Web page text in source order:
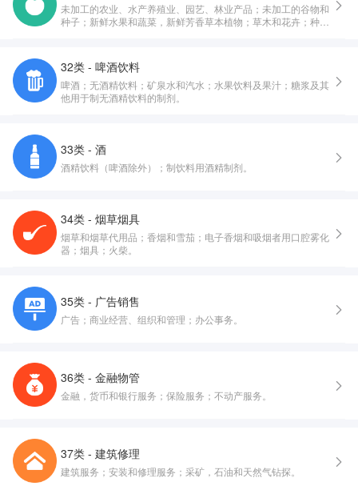
未加工的农业、水产养殖业、园艺、林业产品；未加工的谷物和
种子；新鲜水果和蔬菜，新鲜芳香草本植物；草木和花卉；种植
32类 - 啤酒饮料
啤酒；无酒精饮料；矿泉水和汽水；水果饮料及果汁；糖浆及其
他用于制无酒精饮料的制剂。
33类 - 酒
酒精饮料（啤酒除外）；制饮料用酒精制剂。
34类 - 烟草烟具
烟草和烟草代用品；香烟和雪茄；电子香烟和吸烟者用口腔雾化
器；烟具；火柴。
35类 - 广告销售
广告；商业经营、组织和管理；办公事务。
36类 - 金融物管
金融，货币和银行服务；保险服务；不动产服务。
37类 - 建筑修理
建筑服务；安装和修理服务；采矿，石油和天然气钻探。